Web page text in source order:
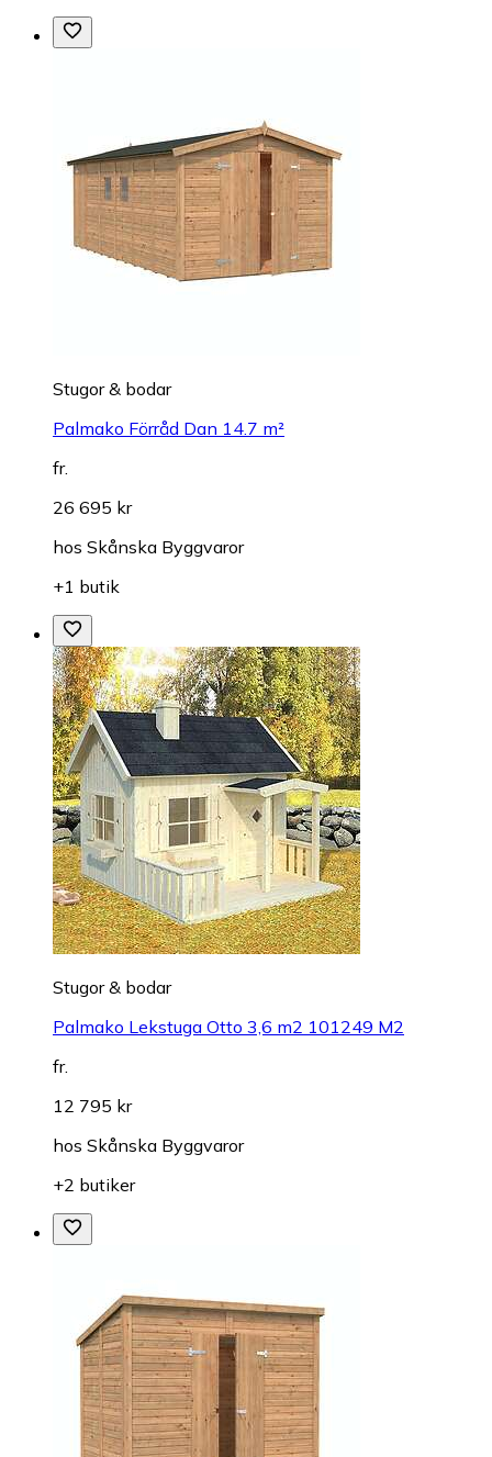
Stugor & bodar
Palmako Förråd Dan 14.7 m²
fr.
26 695 kr
hos Skånska Byggvaror
+1 butik
Stugor & bodar
Palmako Lekstuga Otto 3,6 m2 101249 M2
fr.
12 795 kr
hos Skånska Byggvaror
+2 butiker